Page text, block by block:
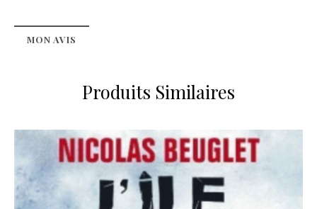
MON AVIS
Produits Similaires